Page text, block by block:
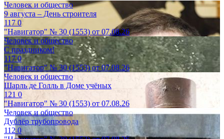
Человек и общество
9 августа – День строителя
1170
"Навигатор" № 30 (1553) от 07.08.26
Человек и общество
С праздником!
1170
"Навигатор" № 30 (1553) от 07.08.26
Человек и общество
Шарль де Голль в Доме учёных
121 0
"Навигатор" № 30 (1553) от 07.08.26
Человек и общество
Дублёр трубопровода
1120